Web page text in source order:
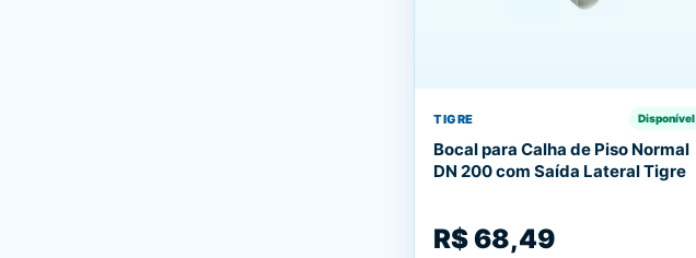
TIGRE Disponível
Bocal para Calha de Piso Normal
DN 200 com Saída Lateral Tigre
R$ 68,49